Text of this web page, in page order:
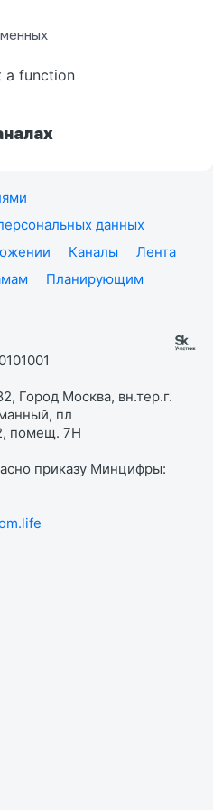
a function
данных
Каналы
Лента
Планирующим
Город Москва, вн.тер.г.
пл
помещ. 7Н
приказу Минцифры: